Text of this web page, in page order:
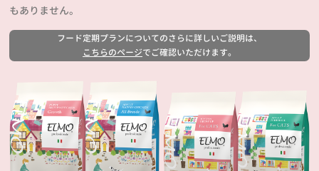
もありません。
フード定期プランについてのさらに詳しいご説明は、
こちらのページでご確認いただけます。